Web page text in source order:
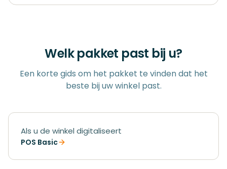
Welk pakket past bij u?
Een korte gids om het pakket te vinden dat het
beste bij uw winkel past.
Als u de winkel digitaliseert
POS Basic